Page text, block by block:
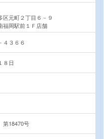
区元町２丁目６－９
福岡駅前１Ｆ店舗
４３６６
８日
第18470号